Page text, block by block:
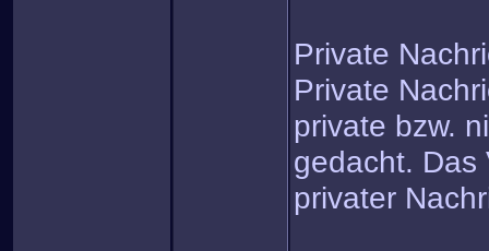
Private
Private
private bzw.
gedacht. Das
privater